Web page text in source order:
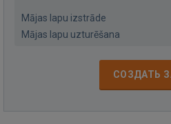
Mājas lapu izstrāde
Mājas lapu uzturēšana
СОЗДАТЬ